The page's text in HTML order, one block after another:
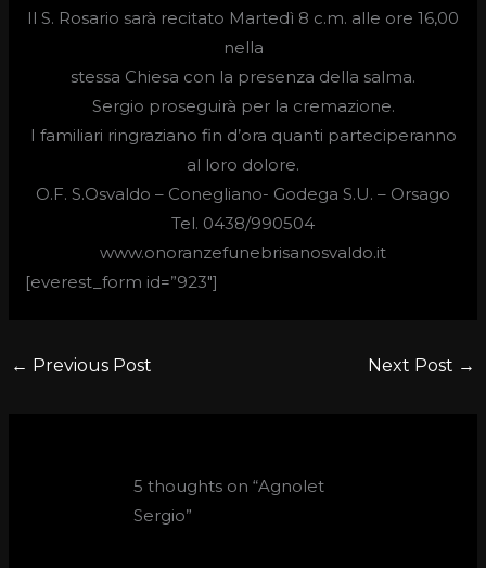
Il S. Rosario sarà recitato Martedì 8 c.m. alle ore 16,00
nella
stessa Chiesa con la presenza della salma.
Sergio proseguirà per la cremazione.
I familiari ringraziano fin d’ora quanti parteciperanno
al loro dolore.
O.F. S.Osvaldo – Conegliano- Godega S.U. – Orsago
Tel. 0438/990504
www.onoranzefunebrisanosvaldo.it
[everest_form id=”923″]
← Previous Post Next Post →
5 thoughts on “Agnolet
Sergio”